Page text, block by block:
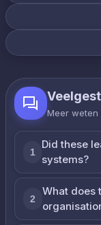
Meer
1
Did these
systems?
2
What does